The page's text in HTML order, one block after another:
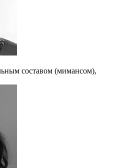
составом (мимансом),